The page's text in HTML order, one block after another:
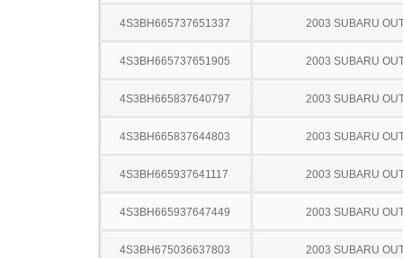
4S3BH665737651337 2003 SUBARU
4S3BH665737651905 2003 SUBARU
4S3BH665837640797 2003 SUBARU
4S3BH665837644803 2003 SUBARU
4S3BH665937641117 2003 SUBARU
4S3BH665937647449 2003 SUBARU
4S3BH675036637803 2003 SUBARU